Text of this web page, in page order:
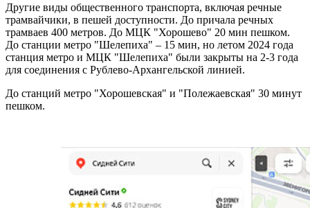
Другие виды общественного транспорта, включая речные
трамвайчики, в пешей доступности. До причала речных
трамваев 400 метров. До МЦК "Хорошево" 20 мин пешком.
До станции метро "Шелепиха" – 15 мин, но летом 2024 года
станция метро и МЦК "Шелепиха" были закрыты на 2-3 года
для соединения с Рублево-Архангельской линией.
До станций метро "Хорошевская" и "Полежаевская" 30 минут
пешком.